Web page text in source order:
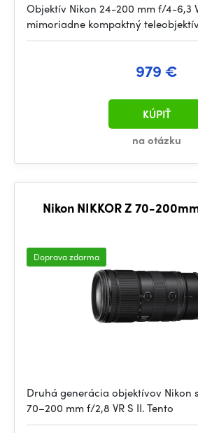
Objektív Nikon 24-200 mm f/4-6,3
mimoriadne kompaktný
979 €
na otázku
KÚPIŤ
Nikon NIKKOR Z 70-
Doprava zdarma
Druhá generácia objektívov Nikon
70–200 mm f/2,8 VR S II. Tento